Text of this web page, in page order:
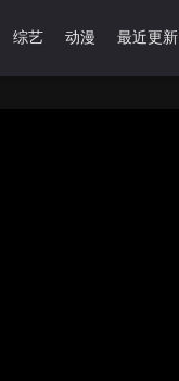
综艺 动漫 最近更新